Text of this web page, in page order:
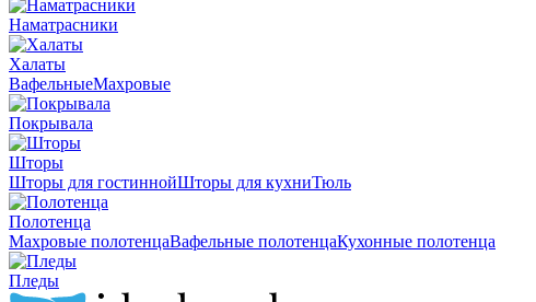
Наматрасники
Халаты
ВафельныеМахровые
Покрывала
Шторы
Шторы для гостиннойШторы для кухниТюль
Полотенца
Махровые полотенцаВафельные полотенцаКухонные полотенца
Пледы